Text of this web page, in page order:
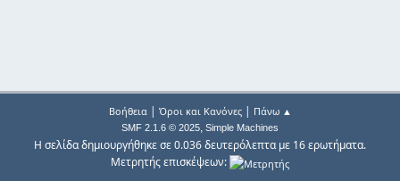
Βοήθεια| Όροι και Κανόνες| Πάνω ▲
SMF 2.1.6 © 2025, Simple Machines
Η σελίδα δημιουργήθηκε σε 0.036 δευτερόλεπτα με 16 ερωτήματα.
Μετρητής επισκέψεων: